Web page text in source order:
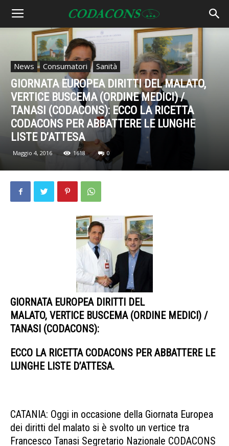
News Consumatori Sanità
GIORNATA EUROPEA DIRITTI DEL MALATO,
VERTICE BUSCEMA (ORDINE MEDICI) /
TANASI (CODACONS): ECCO LA RICETTA
CODACONS PER ABBATTERE LE LUNGHE
LISTE D’ATTESA
Maggio 4, 2016 1618 0
GIORNATA EUROPEA DIRITTI DEL
MALATO, VERTICE BUSCEMA (ORDINE MEDICI) /
TANASI (CODACONS):
ECCO LA RICETTA CODACONS PER ABBATTERE LE
LUNGHE LISTE D’ATTESA.
CATANIA: Oggi in occasione della Giornata Europea
dei diritti del malato si è svolto un vertice tra
Francesco Tanasi Segretario Nazionale CODACONS